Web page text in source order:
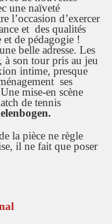
une naïveté
l’occasion d’exercer
et des qualités
de pédagogie !
belle adresse. Les
à son tour pris au jeu
intime, presque
ses
mise-en scène
de tennis
la pièce ne règle
il ne fait que poser